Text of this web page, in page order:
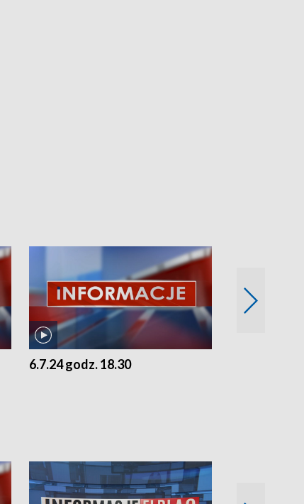
6.7.24 godz. 18.30